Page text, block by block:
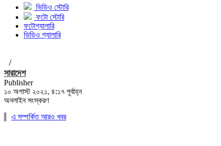
ভিডিও স্টোরি
ফটো স্টোরি
ফটোগ্যালারি
ভিডিও গ্যালারি
/
সারাদেশ
Publisher
১০ অগাস্ট ২০২১, ৪:১৭ পূর্বাহ্ন
অনলাইন সংস্করণ
এ সম্পর্কিত আরও খবর